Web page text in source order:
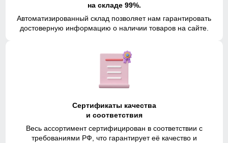
на складе 99%.
Автоматизированный склад позволяет нам гарантировать
достоверную информацию о наличии товаров на сайте.
Сертификаты качества
и соответствия
Весь ассортимент сертифицирован в соответствии с
требованиями РФ, что гарантирует её качество и